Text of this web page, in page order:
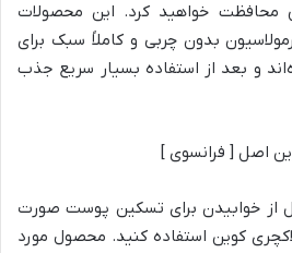
محافظت خواهید کرد. این محصولات
بدون چربی و کاملاً سبک برای
و بعد از استفاده بسیار سریع جذب
از خوابیدن برای تسکین پوست صورت
کوین استفاده کنید. محصول مورد